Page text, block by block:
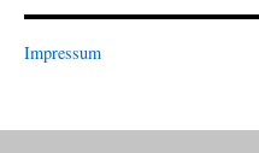
Impressum